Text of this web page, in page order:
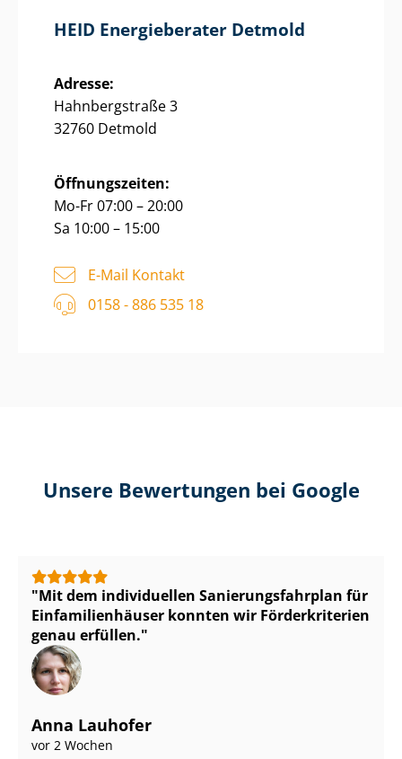
HEID Energieberater Detmold
Adresse:
Hahnbergstraße 3
32760 Detmold
Öffnungszeiten:
Mo-Fr 07:00 – 20:00
Sa 10:00 – 15:00
E-Mail Kontakt
0158 - 886 535 18
Unsere Bewertungen bei Google
Mit dem individuellen Sa­nie­rungs­fahr­plan für
Ein­fa­mi­li­en­häu­ser konnten wir Förderkriterien
genau erfüllen.
Anna Lauhofer
vor 2 Wochen